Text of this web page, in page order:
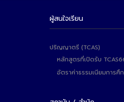
ผู้สนใจเรียน
ปริญญาตรี (TCAS)
หลักสูตรที่เปิดรับ
อัตราค่าธรรมเนียมการศึ